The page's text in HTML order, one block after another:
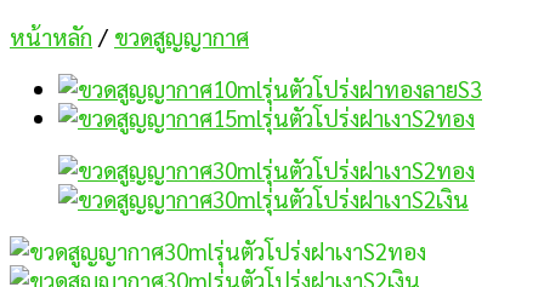
หน้าหลัก / ขวดสูญญากาศ